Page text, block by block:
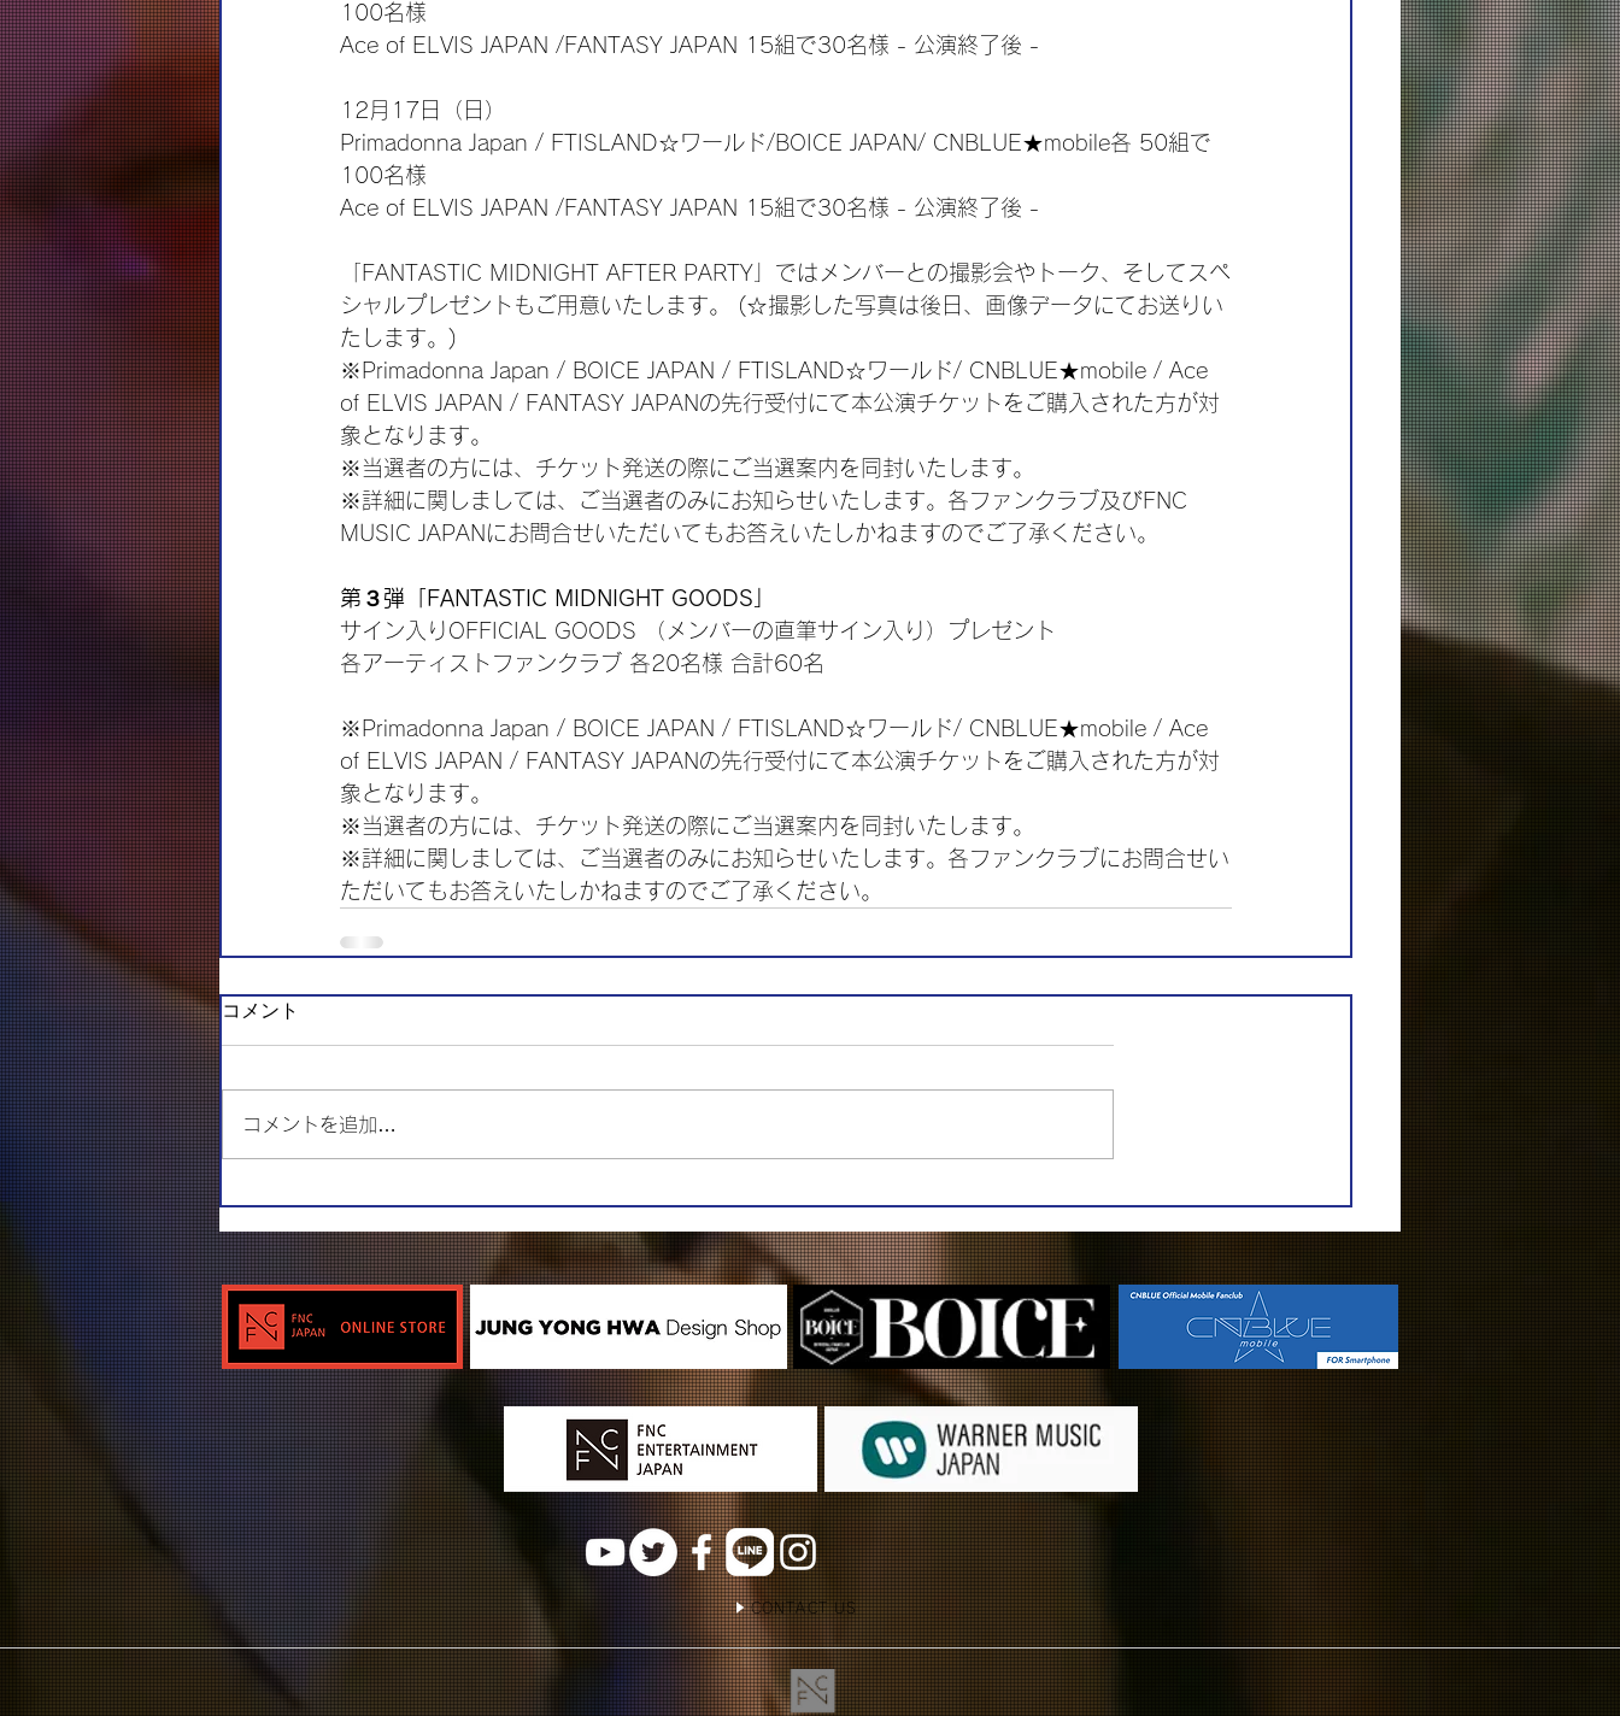
100名様
Ace of ELVIS JAPAN /FANTASY JAPAN 15組で30名様 - 公演終了後 -
12月17日（日）
Primadonna Japan / FTISLAND☆ワールド/BOICE JAPAN/ CNBLUE★mobile各 50組で
100名様
Ace of ELVIS JAPAN /FANTASY JAPAN 15組で30名様 - 公演終了後 -
「FANTASTIC MIDNIGHT AFTER PARTY」ではメンバーとの撮影会やトーク、そしてスペ
シャルプレゼントもご用意いたします。 (☆撮影した写真は後日、画像データにてお送りい
たします。)
※Primadonna Japan / BOICE JAPAN / FTISLAND☆ワールド/ CNBLUE★mobile / Ace
of ELVIS JAPAN / FANTASY JAPANの先行受付にて本公演チケットをご購入された方が対
象となります。
※当選者の方には、チケット発送の際にご当選案内を同封いたします。
※詳細に関しましては、ご当選者のみにお知らせいたします。各ファンクラブ及びFNC
MUSIC JAPANにお問合せいただいてもお答えいたしかねますのでご了承ください。
第３弾「FANTASTIC MIDNIGHT GOODS」
サイン入りOFFICIAL GOODS （メンバーの直筆サイン入り）プレゼント
各アーティストファンクラブ 各20名様 合計60名
※Primadonna Japan / BOICE JAPAN / FTISLAND☆ワールド/ CNBLUE★mobile / Ace
of ELVIS JAPAN / FANTASY JAPANの先行受付にて本公演チケットをご購入された方が対
象となります。
※当選者の方には、チケット発送の際にご当選案内を同封いたします。
※詳細に関しましては、ご当選者のみにお知らせいたします。各ファンクラブにお問合せい
ただいてもお答えいたしかねますのでご了承ください。
コメント
コメントを追加…
CONTACT US